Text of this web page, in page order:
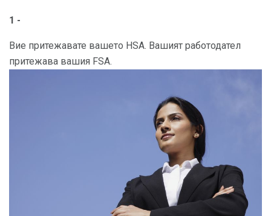
1 -
Вие притежавате вашето HSA. Вашият работодател
притежава вашия FSA.